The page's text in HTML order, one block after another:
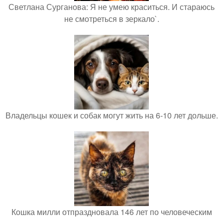
Светлана Сурганова: Я не умею краситься. И стараюсь
не смотреться в зеркало`.
Владельцы кошек и собак могут жить на 6-10 лет дольше.
Кошка милли отпраздновала 146 лет по человеческим